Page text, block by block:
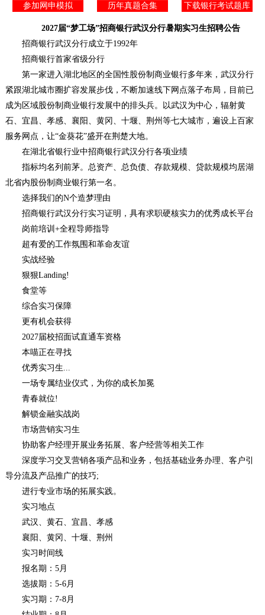
参加网申模拟
历年真题合集 下载银行考试题库
2027届“梦工场”招商银行武汉分行暑期实习生招聘公告
招商银行武汉分行成立于1992年
招商银行首家省级分行
第一家进入湖北地区的全国性股份制商业银行多年来，武汉分行
紧跟湖北城市圈扩容发展步伐，不断加速线下网点落子布局，目前已
成为区域股份制商业银行发展中的排头兵。以武汉为中心，辐射黄
石、宜昌、孝感、襄阳、黄冈、十堰、荆州等七大城市，遍设上百家
服务网点，让“金葵花”盛开在荆楚大地。
在湖北省银行业中招商银行武汉分行各项业绩
指标均名列前茅。总资产、总负债、存款规模、贷款规模均居湖
北省内股份制商业银行第一名。
选择我们的N个造梦理由
招商银行武汉分行实习证明，具有求职硬核实力的优秀成长平台
岗前培训+全程导师指导
超有爱的工作氛围和革命友谊
实战经验
狠狠Landing!
食堂等
综合实习保障
更有机会获得
2027届校招面试直通车资格
本喵正在寻找
优秀实习生...
一场专属结业仪式，为你的成长加冕
青春就位!
解锁金融实战岗
市场营销实习生
协助客户经理开展业务拓展、客户经营等相关工作
深度学习交叉营销各项产品和业务，包括基础业务办理、客户引
导分流及产品推广的技巧;
进行专业市场的拓展实践。
实习地点
武汉、黄石、宜昌、孝感
襄阳、黄冈、十堰、荆州
实习时间线
报名期：5月
选拔期：5-6月
实习期：7-8月